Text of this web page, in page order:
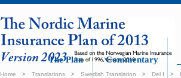
The Plan Commentary
Home > Translations > Swedish Translation > Del I >